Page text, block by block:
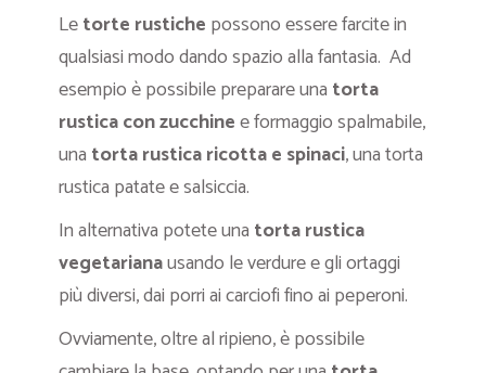
Letorte rustiche possono essere farcite in
qualsiasi modo dando spazio alla fantasia. Ad
esempio è possibile preparare una torta
rustica con zucchinee formaggio spalmabile,
una torta rustica ricotta e spinaci, una torta
rustica patate e salsiccia.
In alternativa potete una torta rustica
vegetarianausando le verdure e gli ortaggi
più diversi, dai porri ai carciofi fino ai peperoni.
Ovviamente, oltre al ripieno, è possibile